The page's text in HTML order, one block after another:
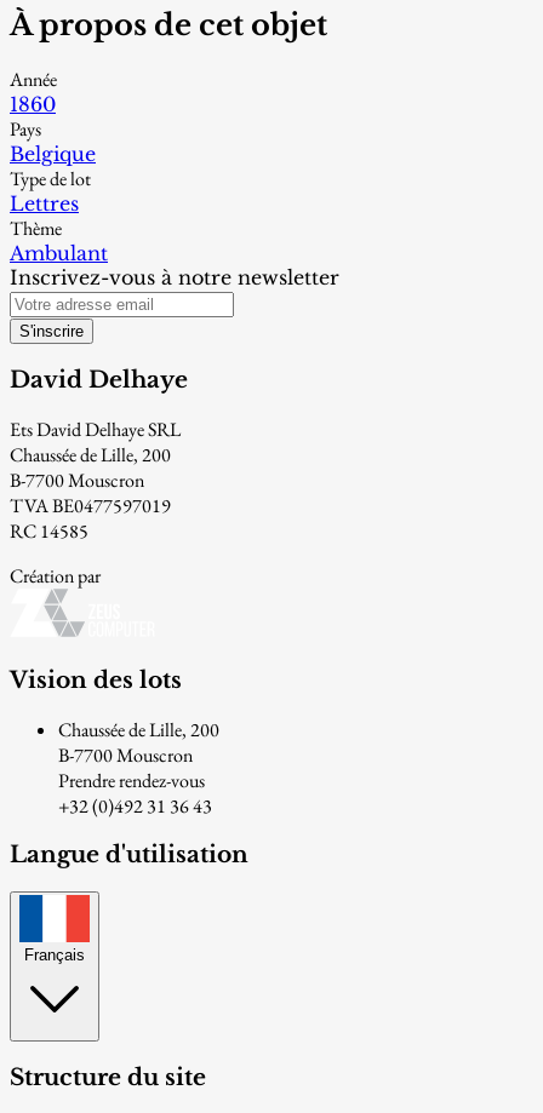
À propos de cet objet
Année
1860
Pays
Belgique
Type de lot
Lettres
Thème
Ambulant
Inscrivez-vous à notre newsletter
S'inscrire
David Delhaye
Ets David Delhaye SRL
Chaussée de Lille, 200
B-7700 Mouscron
TVA BE0477597019
RC 14585
Création par
Vision des lots
Chaussée de Lille, 200
B-7700 Mouscron
Prendre rendez-vous
+32 (0)492 31 36 43
Langue d'utilisation
Français
Structure du site